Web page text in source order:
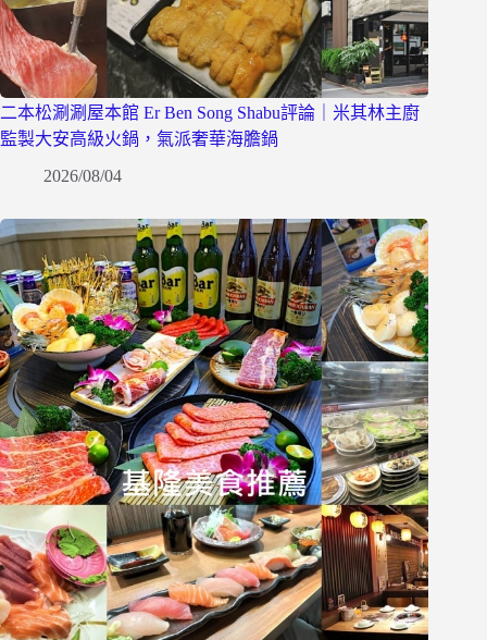
二本松涮涮屋本館 Er Ben Song Shabu評論｜米其林主廚
監製大安高級火鍋，氣派奢華海膽鍋
2026/08/04